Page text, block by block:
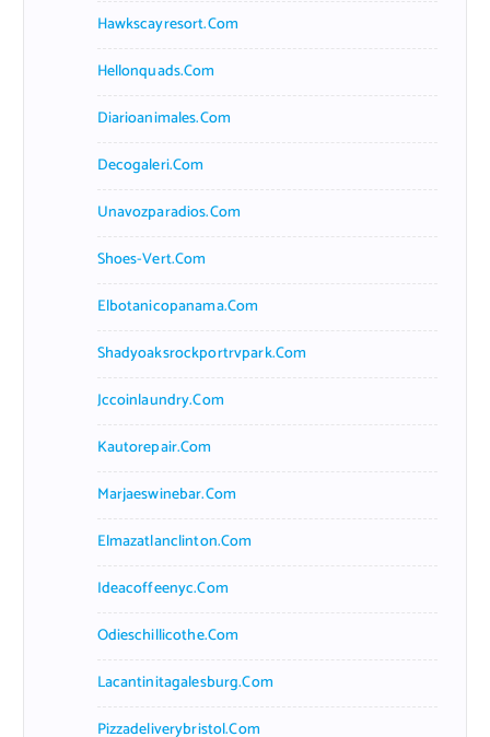
Hawkscayresort.com
Hellonquads.com
Diarioanimales.com
Decogaleri.com
Unavozparadios.com
Shoes-Vert.com
Elbotanicopanama.com
Shadyoaksrockportrvpark.com
Jccoinlaundry.com
Kautorepair.com
Marjaeswinebar.com
Elmazatlanclinton.com
Ideacoffeenyc.com
Odieschillicothe.com
Lacantinitagalesburg.com
Pizzadeliverybristol.com